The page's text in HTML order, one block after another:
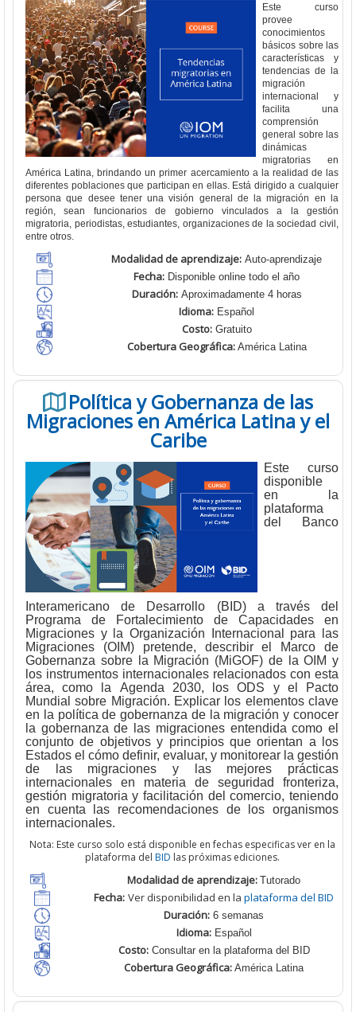
Este curso
provee
conocimientos
básicos sobre las
características y
tendencias de la
migración
internacional y
facilita una
comprensión
general sobre las
dinámicas
migratorias en
América Latina, brindando un primer acercamiento a la realidad de las
diferentes poblaciones que participan en ellas. Está dirigido a cualquier
persona que desee tener una visión general de la migración en la
región, sean funcionarios de gobierno vinculados a la gestión
migratoria, periodistas, estudiantes, organizaciones de la sociedad civil,
entre otros.
Modalidad de aprendizaje: Auto-aprendizaje
Fecha: Disponible online todo el año
Duración:Aproximadamente 4 horas
Idioma: Español
Costo:Gratuito
Cobertura Geográfica: América Latina
Política y Gobernanza de las
Migraciones en América Latina y el
Caribe
Este curso
disponible
en la
plataforma
del Banco
Interamericano de Desarrollo (BID) a través del
Programa de Fortalecimiento de Capacidades en
Migraciones y la Organización Internacional para las
Migraciones (OIM) pretende, describir el Marco de
Gobernanza sobre la Migración (MiGOF) de la OIM y
los instrumentos internacionales relacionados con esta
área, como la Agenda 2030, los ODS y el Pacto
Mundial sobre Migración. Explicar los elementos clave
en la política de gobernanza de la migración y conocer
la gobernanza de las migraciones entendida como el
conjunto de objetivos y principios que orientan a los
Estados el cómo definir, evaluar, y monitorear la gestión
de las migraciones y las mejores prácticas
internacionales en materia de seguridad fronteriza,
gestión migratoria y facilitación del comercio, teniendo
en cuenta las recomendaciones de los organismos
internacionales.
Nota: Este curso solo está disponible en fechas especificas ver en la
plataforma del BID las próximas ediciones.
Modalidad de aprendizaje: Tutorado
Fecha: Ver disponibilidad en la plataforma del BID
Duración: 6 semanas
Idioma:Español
Costo:Consultar en la plataforma del BID
Cobertura Geográfica: América Latina